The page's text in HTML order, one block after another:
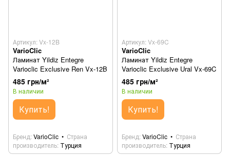
Артикул: Vx-12B
VarioClic
Ламинат Yildiz Entegre
Varioclic Exclusive Ren Vx-12B
485 грн/м²
В наличии
Купить!
Бренд VarioClic
Страна
производитель Турция
Артикул: Vx-69C
VarioClic
Ламинат Yildiz Entegre
Varioclic Exclusive Ural Vx-69C
485 грн/м²
В наличии
Купить!
Бренд VarioClic
Страна
производитель Турция